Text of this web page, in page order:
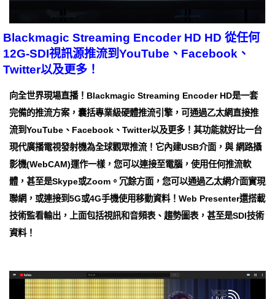
Blackmagic Streaming Encoder HD HD 從任何
12G-SDI視訊源推流到YouTube、Facebook、
Twitter以及更多！
向全世界現場直播！Blackmagic Streaming Encoder HD是一套
完備的推流方案，囊括專業級硬體推流引擎，可通過乙太網直接推
流到YouTube、Facebook、Twitter以及更多！其功能就好比一台
現代廣播電視發射機為全球觀眾推流！它內建USB介面，與 網路攝
影機(WebCAM)運作一樣，您可以連接至電腦，使用任何推流軟
體，甚至是Skype或Zoom。冗餘方面，您可以通過乙太網介面實現
聯網，或連接到5G或4G手機使用移動資料！Web Presenter還搭載
技術監看輸出，上面包括視訊和音頻表、趨勢圖表，甚至是SDI技術
資料！